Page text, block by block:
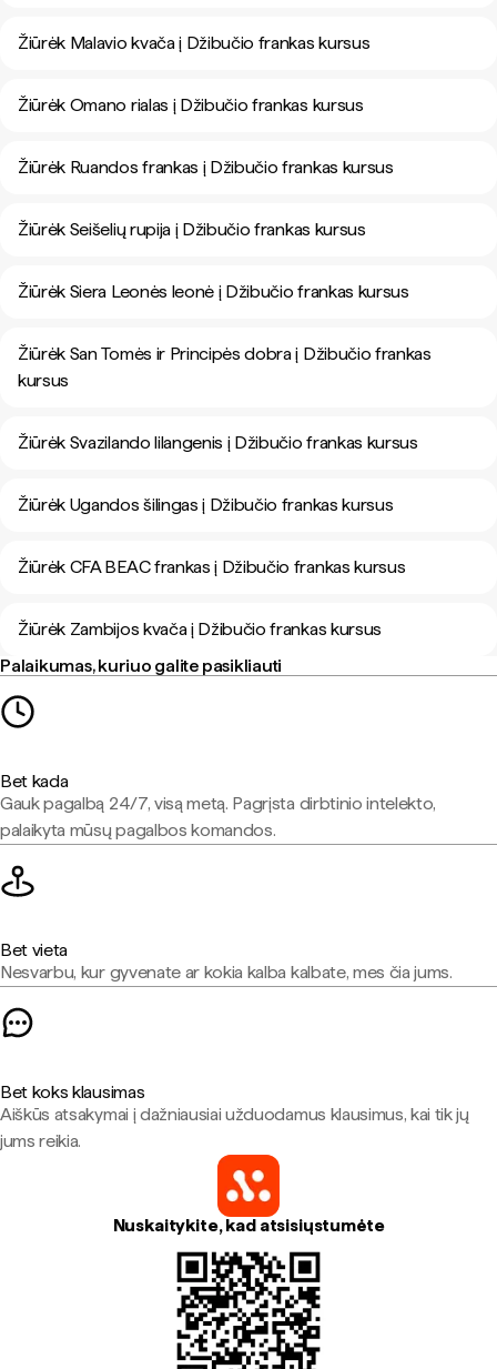
Žiūrėk Malavio kvača į Džibučio frankas kursus
Žiūrėk Omano rialas į Džibučio frankas kursus
Žiūrėk Ruandos frankas į Džibučio frankas kursus
Žiūrėk Seišelių rupija į Džibučio frankas kursus
Žiūrėk Siera Leonės leonė į Džibučio frankas kursus
Žiūrėk San Tomės ir Principės dobra į Džibučio frankas
kursus
Žiūrėk Svazilando lilangenis į Džibučio frankas kursus
Žiūrėk Ugandos šilingas į Džibučio frankas kursus
Žiūrėk CFA BEAC frankas į Džibučio frankas kursus
Žiūrėk Zambijos kvača į Džibučio frankas kursus
Palaikumas, kuriuo galite pasikliauti
Bet kada
Gauk pagalbą 24/7, visą metą. Pagrįsta dirbtinio intelekto,
palaikyta mūsų pagalbos komandos.
Bet vieta
Nesvarbu, kur gyvenate ar kokia kalba kalbate, mes čia jums.
Bet koks klausimas
Aiškūs atsakymai į dažniausiai užduodamus klausimus, kai tik jų
jums reikia.
Nuskaitykite, kad atsisiųstumėte